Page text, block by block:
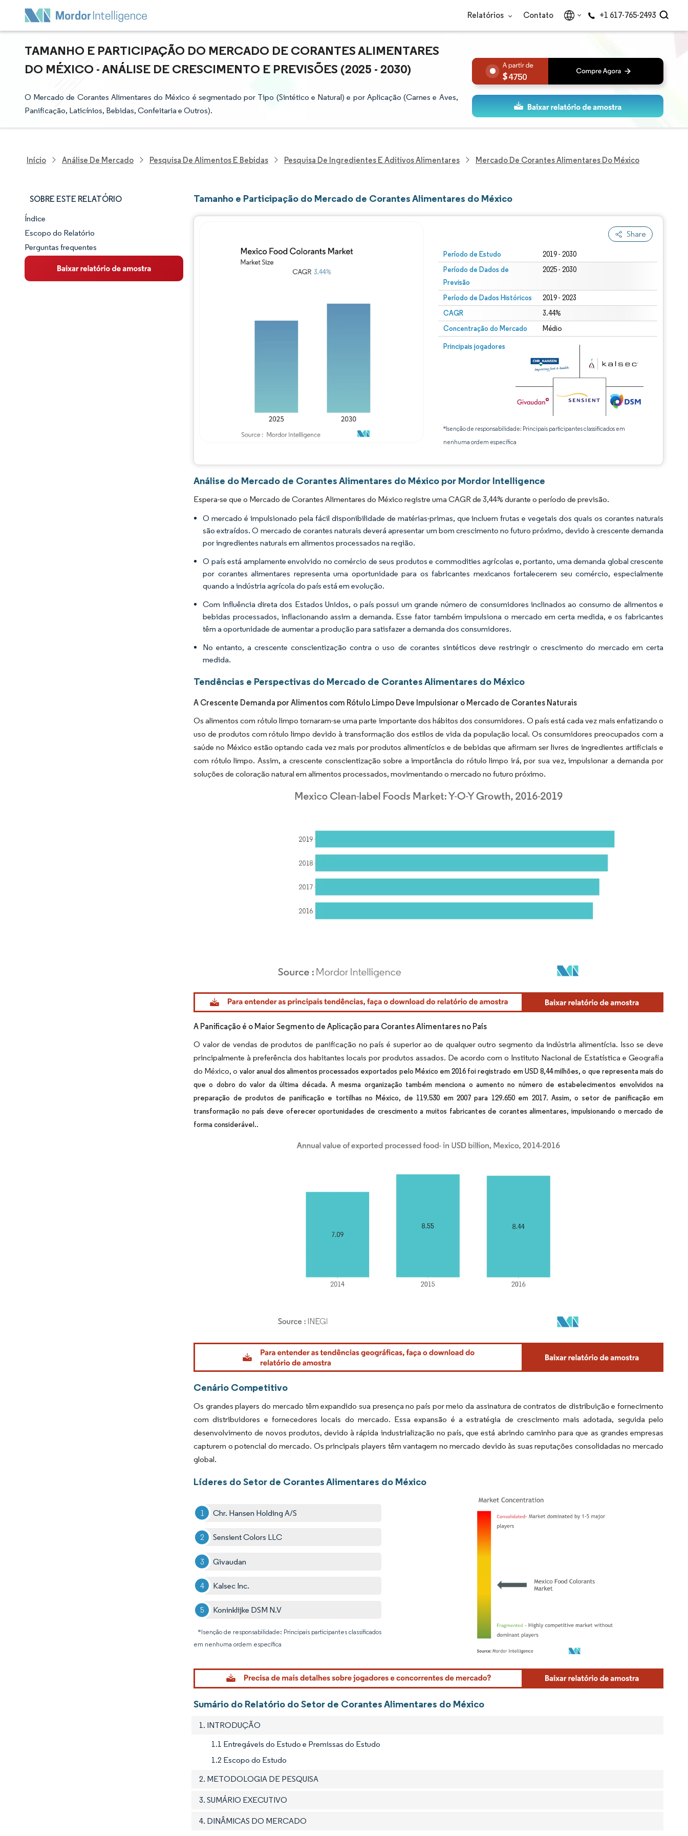
Relatórios Contato +1 617-765-2493
TAMANHO E PARTICIPAÇÃO DO MERCADO DE CORANTES ALIMENTARES
DO MÉXICO - ANÁLISE DE CRESCIMENTO E PREVISÕES (2025 - 2030)
O Mercado de Corantes Alimentares do México é segmentado por Tipo (Sintético e Natural) e por Aplicação (Carnes e Aves,
Panificação, Laticínios, Bebidas, Confeitaria e Outros).
4750
Início Análise De Mercado Pesquisa De Alimentos E Bebidas Pesquisa De Ingredientes E Aditivos Alimentares Mercado De Corantes Alimentares Do México
SOBRE ESTE RELATÓRIO
Panorama do Mercado
Visão Geral do Mercado
Principais Tendências de Mercado
Índice
Escopo do Relatório
Perguntas frequentes
Tamanho e Participação do Mercado de Corantes Alimentares do México
Share
Período de Estudo 2019 - 2030
Período de Dados de
Previsão
2025 - 2030
Período de Dados Históricos 2019 - 2023
CAGR 3.44%
Concentração do Mercado Médio
Principais jogadores
*Isenção de responsabilidade: Principais participantes classificados em
nenhuma ordem específica
Análise do Mercado de Corantes Alimentares do México por Mordor Intelligence
Espera-se que o Mercado de Corantes Alimentares do México registre uma CAGR de 3,44% durante o período de previsão.
O mercado é impulsionado pela fácil disponibilidade de matérias-primas, que incluem frutas e vegetais dos quais os corantes naturais
são extraídos. O mercado de corantes naturais deverá apresentar um bom crescimento no futuro próximo, devido à crescente demanda
por ingredientes naturais em alimentos processados na região.
O país está amplamente envolvido no comércio de seus produtos e commodities agrícolas e, portanto, uma demanda global crescente
por corantes alimentares representa uma oportunidade para os fabricantes mexicanos fortalecerem seu comércio, especialmente
quando a indústria agrícola do país está em evolução.
Com influência direta dos Estados Unidos, o país possui um grande número de consumidores inclinados ao consumo de alimentos e
bebidas processados, inflacionando assim a demanda. Esse fator também impulsiona o mercado em certa medida, e os fabricantes
têm a oportunidade de aumentar a produção para satisfazer a demanda dos consumidores.
No entanto, a crescente conscientização contra o uso de corantes sintéticos deve restringir o crescimento do mercado em certa
medida.
Tendências e Perspectivas do Mercado de Corantes Alimentares do México
A Crescente Demanda por Alimentos com Rótulo Limpo Deve Impulsionar o Mercado de Corantes Naturais
Os alimentos com rótulo limpo tornaram-se uma parte importante dos hábitos dos consumidores. O país está cada vez mais enfatizando o
uso de produtos com rótulo limpo devido à transformação dos estilos de vida da população local. Os consumidores preocupados com a
saúde no México estão optando cada vez mais por produtos alimentícios e de bebidas que afirmam ser livres de ingredientes artificiais e
com rótulo limpo. Assim, a crescente conscientização sobre a importância do rótulo limpo irá, por sua vez, impulsionar a demanda por
soluções de coloração natural em alimentos processados, movimentando o mercado no futuro próximo.
Imagem © Mordor Intelligence. O reuso requer atribuição conforme CC BY 4.0.
A Panificação é o Maior Segmento de Aplicação para Corantes Alimentares no País
O valor de vendas de produtos de panificação no país é superior ao de qualquer outro segmento da indústria alimentícia. Isso se deve
principalmente à preferência dos habitantes locais por produtos assados. De acordo com o Instituto Nacional de Estatística e Geografia
do México, o valor anual dos alimentos processados exportados pelo México em 2016 foi registrado em USD 8,44 milhões, o que representa mais do
que o dobro do valor da última década. A mesma organização também menciona o aumento no número de estabelecimentos envolvidos na
preparação de produtos de panificação e tortilhas no México, de 119.530 em 2007 para 129.650 em 2017. Assim, o setor de panificação em
transformação no país deve oferecer oportunidades de crescimento a muitos fabricantes de corantes alimentares, impulsionando o mercado de
forma considerável..
Imagem © Mordor Intelligence. O reuso requer atribuição conforme CC BY 4.0.
Cenário Competitivo
Os grandes players do mercado têm expandido sua presença no país por meio da assinatura de contratos de distribuição e fornecimento
com distribuidores e fornecedores locais do mercado. Essa expansão é a estratégia de crescimento mais adotada, seguida pelo
desenvolvimento de novos produtos, devido à rápida industrialização no país, que está abrindo caminho para que as grandes empresas
capturem o potencial do mercado. Os principais players têm vantagem no mercado devido às suas reputações consolidadas no mercado
global.
Líderes do Setor de Corantes Alimentares do México
Chr. Hansen Holding A/S
Sensient Colors LLC
Givaudan
Kalsec Inc.
Koninklijke DSM N.V
*Isenção de responsabilidade: Principais participantes classificados
em nenhuma ordem específica
Imagem © Mordor Intelligence. O reuso requer atribuição conforme CC BY 4.0.
Sumário do Relatório do Setor de Corantes Alimentares do México
1. INTRODUÇÃO
1.1 Entregáveis do Estudo e Premissas do Estudo
1.2 Escopo do Estudo
2. METODOLOGIA DE PESQUISA
3. SUMÁRIO EXECUTIVO
4. DINÂMICAS DO MERCADO